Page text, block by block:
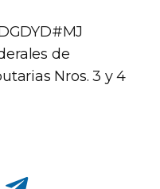
de
Nros. 3 y 4
Compartir en Telegram